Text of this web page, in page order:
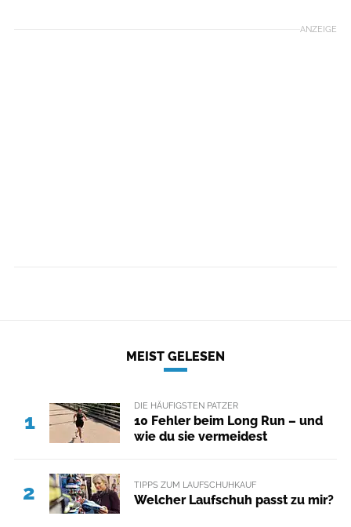
ANZEIGE
MEIST GELESEN
1
DIE HÄUFIGSTEN PATZER
10 Fehler beim Long Run – und
wie du sie vermeidest
2 TIPPS ZUM LAUFSCHUHKAUF
Welcher Laufschuh passt zu mir?